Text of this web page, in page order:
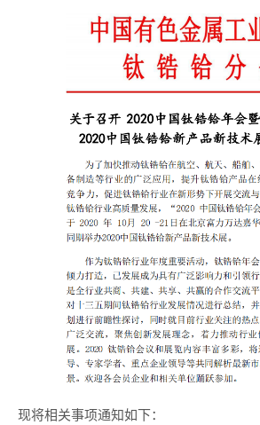
现将相关事项通知如下：